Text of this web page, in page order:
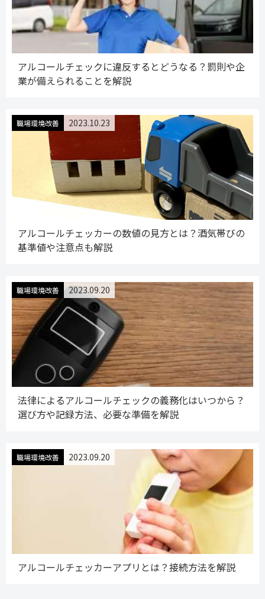
アルコールチェックに違反するとどうなる？罰則や企
業が備えられることを解説
職場環境改善 2023.10.23
アルコールチェッカーの数値の見方とは？酒気帯びの
基準値や注意点も解説
職場環境改善 2023.09.20
法律によるアルコールチェックの義務化はいつから？
選び方や記録方法、必要な準備を解説
職場環境改善 2023.09.20
アルコールチェッカーアプリとは？接続方法を解説